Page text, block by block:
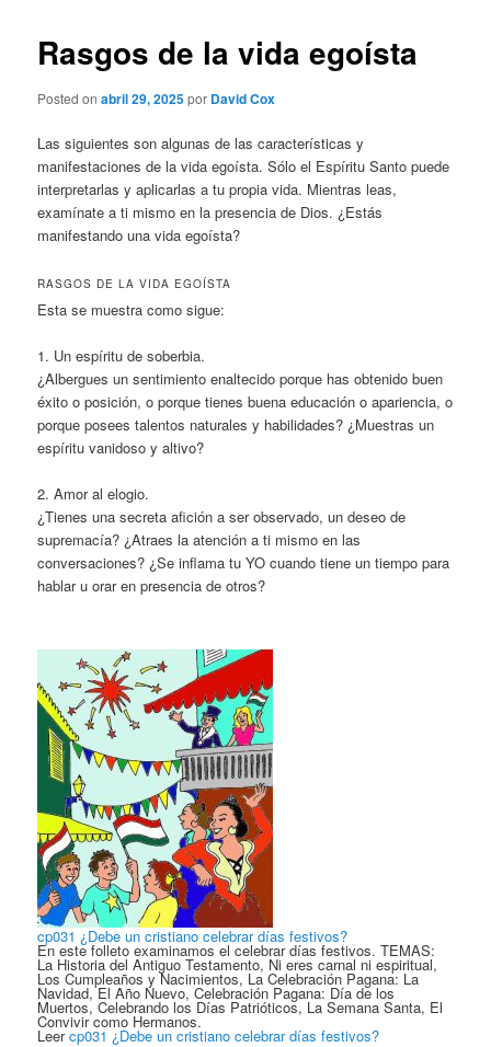
Rasgos de la vida egoísta
Posted onabril 29, 2025por David Cox
Las siguientes son algunas de las características y
manifestaciones de la vida egoísta. Sólo el Espíritu Santo puede
interpretarlas y aplicarlas a tu propia vida. Mientras leas,
examínate a ti mismo en la presencia de Dios. ¿Estás
manifestando una vida egoísta?
RASGOS DE LA VIDA EGOÍSTA
Esta se muestra como sigue:
1. Un espíritu de soberbia.
¿Albergues un sentimiento enaltecido porque has obtenido buen
éxito o posición, o porque tienes buena educación o apariencia, o
porque posees talentos naturales y habilidades? ¿Muestras un
espíritu vanidoso y altivo?
2. Amor al elogio.
¿Tienes una secreta afición a ser observado, un deseo de
supremacía? ¿Atraes la atención a ti mismo en las
conversaciones? ¿Se inflama tu YO cuando tiene un tiempo para
hablar u orar en presencia de otros?
cp031 ¿Debe un cristiano celebrar días festivos?
En este folleto examinamos el celebrar días festivos. TEMAS:
La Historia del Antiguo Testamento, Ni eres carnal ni espiritual,
Los Cumpleaños y Nacimientos, La Celebración Pagana: La
Navidad, El Año Nuevo, Celebración Pagana: Día de los
Muertos, Celebrando los Días Patrióticos, La Semana Santa, El
Convivir como Hermanos.
Leercp031 ¿Debe un cristiano celebrar días festivos?